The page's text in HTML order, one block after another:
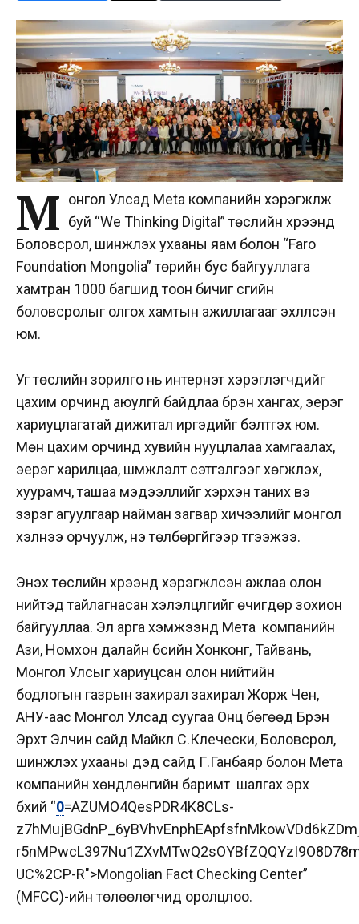
М онгол Улсад Meta компанийн хэрэгжүүлж
буй “We Thinking Digital” төслийн хүрээнд
Боловсрол, шинжлэх ухааны яам болон “Faro
Foundation Mongolia” төрийн бус байгууллага
хамтран 1000 багшид тоон бичиг үсгийн
боловсролыг олгох хамтын ажиллагааг эхлүүлсэн
юм.
Уг төслийн зорилго нь интернэт хэрэглэгчдийг
цахим орчинд аюулгүй байдлаа бүрэн хангах, эерэг
хариуцлагатай дижитал иргэдийг бэлтгэх юм.
Мөн цахим орчинд хувийн нууцлалаа хамгаалах,
эерэг харилцаа, шүүмжлэлт сэтгэлгээг хөгжүүлэх,
хуурамч, ташаа мэдээллийг хэрхэн таних вэ
зэрэг агуулгаар найман загвар хичээлийг монгол
хэлнээ орчуулж, үнэ төлбөргүйгээр түгээжээ.
Энэхүү төслийн хүрээнд хэрэгжүүлсэн ажлаа олон
нийтэд тайлагнасан хэлэлцүүлгийг өчигдөр зохион
байгууллаа. Эл арга хэмжээнд Мета компанийн
Ази, Номхон далайн бүсийн Хонконг, Тайвань,
Монгол Улсыг хариуцсан олон нийтийн
бодлогын газрын захирал захирал Жорж Чен,
АНУ-аас Монгол Улсад суугаа Онц бөгөөд Бүрэн
Эрхт Элчин сайд Майкл С.Клечески, Боловсрол,
шинжлэх ухааны дэд сайд Г.Ганбаяр болон Мета
компанийн хөндлөнгийн баримт шалгах эрх
бүхий “0=AZUMO4QesPDR4K8CLs-
UC%2CP-R">Mongolian Fact Checking Center”
(MFCC)-ийн төлөөлөгчид оролцлоо.